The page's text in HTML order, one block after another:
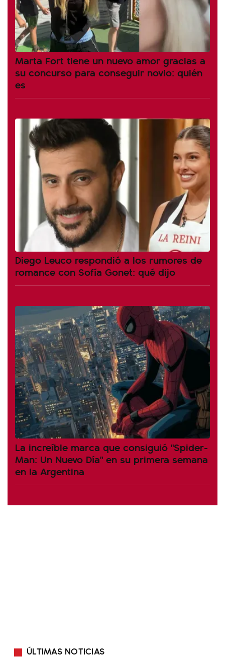
Marta Fort tiene un nuevo amor gracias a
su concurso para conseguir novio: quién
es
Diego Leuco respondió a los rumores de
romance con Sofía Gonet: qué dijo
La increíble marca que consiguió "Spider-
Man: Un Nuevo Día" en su primera semana
en la Argentina
ÚLTIMAS NOTICIAS